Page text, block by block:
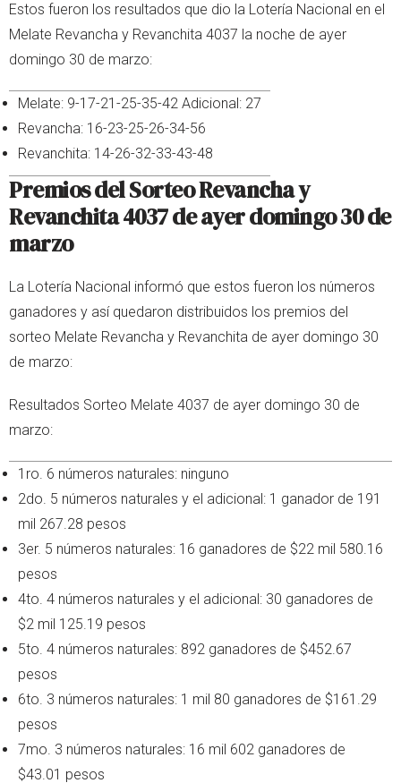
Estos fueron los resultados que dio la Lotería Nacional en el
Melate Revancha y Revanchita 4037 la noche de ayer
domingo 30 de marzo:
Melate: 9-17-21-25-35-42 Adicional: 27
Revancha: 16-23-25-26-34-56
Revanchita: 14-26-32-33-43-48
Premios del Sorteo Revancha y
Revanchita 4037 de ayer domingo 30 de
marzo
La Lotería Nacional informó que estos fueron los números
ganadores y así quedaron distribuidos los premios del
sorteo Melate Revancha y Revanchita de ayer domingo 30
de marzo:
Resultados Sorteo Melate 4037 de ayer domingo 30 de
marzo:
1ro. 6 números naturales: ninguno
2do. 5 números naturales y el adicional: 1 ganador de 191
mil 267.28 pesos
3er. 5 números naturales: 16 ganadores de $22 mil 580.16
pesos
4to. 4 números naturales y el adicional: 30 ganadores de
$2 mil 125.19 pesos
5to. 4 números naturales: 892 ganadores de $452.67
pesos
6to. 3 números naturales: 1 mil 80 ganadores de $161.29
pesos
7mo. 3 números naturales: 16 mil 602 ganadores de
$43.01 pesos